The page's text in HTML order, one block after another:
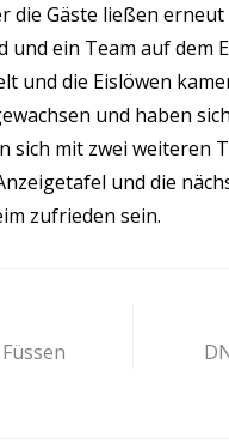
die Gäste ließen
ein Team auf dem
und die Eislöwen
und haben
mit zwei weiteren
und die
zufrieden sein.